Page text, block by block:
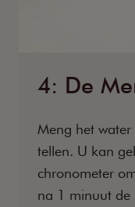
4: De
Meng het
tellen. U kan
chronometer
na 1 minuut de